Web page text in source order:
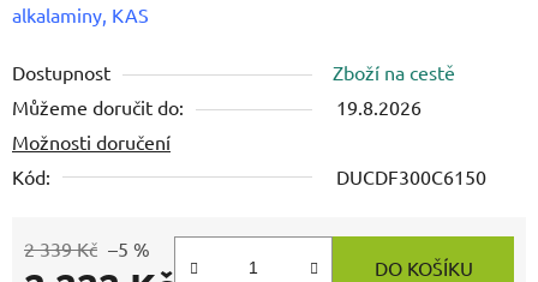
alkalaminy, KAS
Dostupnost
Zboží na cestě
Můžeme doručit do:
19.8.2026
Možnosti doručení
Kód:
DUCDF300C6150
2 339 Kč –5 %
DO KOŠÍKU